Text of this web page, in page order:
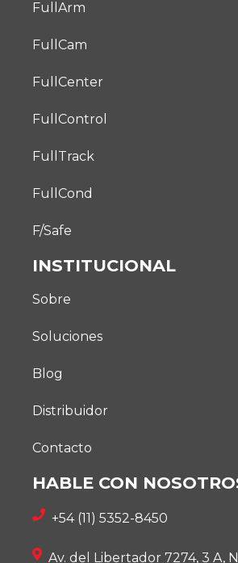
FullArm
FullCam
FullCenter
FullControl
FullTrack
FullCond
F/Safe
INSTITUCIONAL
Sobre
Soluciones
Blog
Distribuidor
Contacto
HABLE CON
+54 (11) 5352-8450
Av. del Libertador 7274, 3 A,